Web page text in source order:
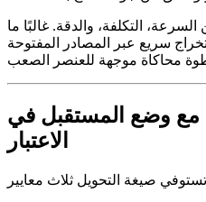
التكلفة، والدقة. غالبًا ما
سريع عبر المصادر المفتوحة
مع وضع المستقبل في
الاعتبار